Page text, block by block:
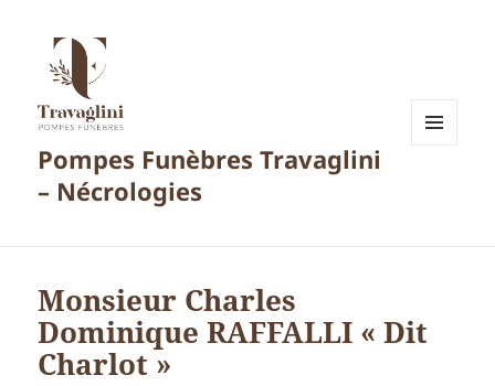
Pompes Funèbres Travaglini
– Nécrologies
Monsieur Charles
Dominique RAFFALLI « Dit
Charlot »